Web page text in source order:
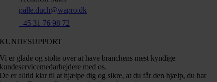
palle.duch@wapro.dk
+45 31 76 98 72
KUNDESUPPORT
Vi er glade og stolte over at have branchens mest kyndige
kundeservicemedarbejdere med os.
De er alltid klar til at hjælpe dig og sikre, at du får den hjælp, du har